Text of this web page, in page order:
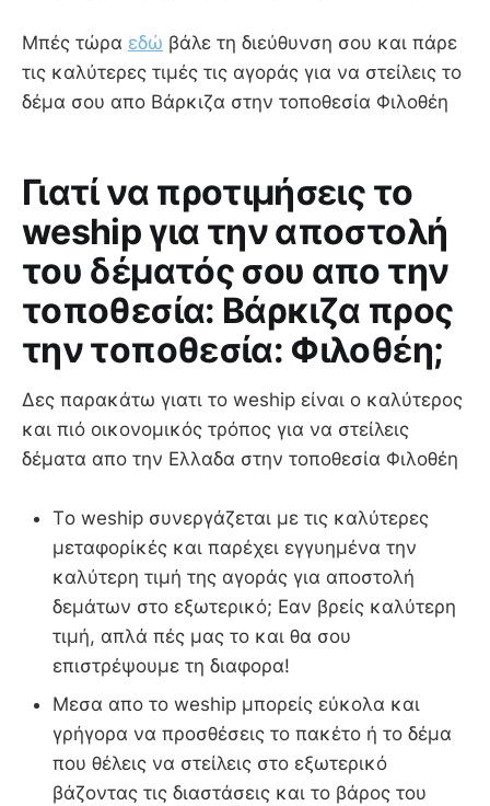
Μπές τώρα εδώ βάλε τη διεύθυνση σου και πάρε
τις καλύτερες τιμές τις αγοράς για να στείλεις το
δέμα σου απο Βάρκιζα στην τοποθεσία Φιλοθέη
Γιατί να προτιμήσεις το
weship για την αποστολή
του δέματός σου απο την
τοποθεσία: Βάρκιζα προς
την τοποθεσία: Φιλοθέη;
Δες παρακάτω γιατι το weship είναι ο καλύτερος
και πιό οικονομικός τρόπος για να στείλεις
δέματα απο την Ελλαδα στην τοποθεσία Φιλοθέη
Τo weship συνεργάζεται με τις καλύτερες
μεταφορίκές και παρέχει εγγυημένα την
καλύτερη τιμή της αγοράς για αποστολή
δεμάτων στο εξωτερικό; Εαν βρείς καλύτερη
τιμή, απλά πές μας το και θα σου
επιστρέψουμε τη διαφορα!
Μεσα απο το weship μπορείς εύκολα και
γρήγορα να προσθέσεις το πακέτο ή το δέμα
που θέλεις να στείλεις στο εξωτερικό
βάζοντας τις διαστάσεις και το βάρος του